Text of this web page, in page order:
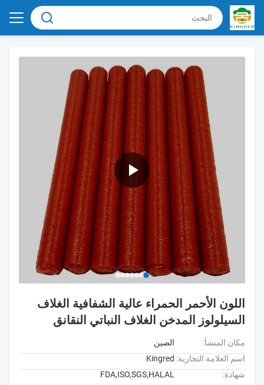
اللون الأحمر الحمراء عالية الشفافية الغلاف
السيلولوز المدخن الغلاف النباتي النقانق
مكان المنشأ:
الصين
اسم العلامة التجارية: Kingred
شهادة:
FDA,ISO,SGS,HALAL